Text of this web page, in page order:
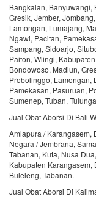
Bangkalan, Banyuwangi,
Gresik, Jember,
Lamongan, Lumajang,
Ngawi, Pacitan,
Sampang, Sidoarjo,
Paiton, Wlingi,
Bondowoso, Madiun,
Probolinggo, Lamongan,
Pamekasan, Pasuruan,
Sumenep, Tuban,
Jual Obat Aborsi Di Bali
Amlapura / Karangasem,
Negara / Jembrana,
Tabanan, Kuta, Nusa
Kabupaten Karangasem,
Buleleng, Tabanan.
Jual Obat Aborsi Di